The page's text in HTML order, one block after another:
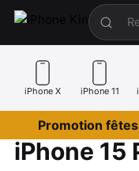
iPhone X iPhone 11
Promotion
iPhone 15